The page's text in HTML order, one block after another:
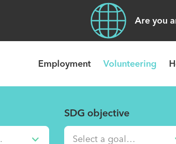
Are you
Employment Volunteering
SDG objective